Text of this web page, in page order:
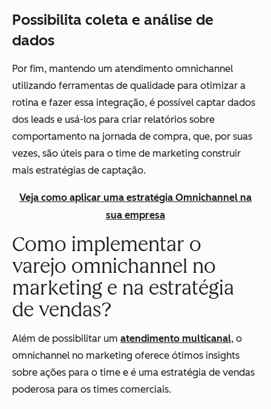
Possibilita coleta e análise de
dados
Por fim, mantendo um atendimento omnichannel
utilizando ferramentas de qualidade para otimizar a
rotina e fazer essa integração, é possível captar dados
dos leads e usá-los para criar relatórios sobre
comportamento na jornada de compra, que, por suas
vezes, são úteis para o time de marketing construir
mais estratégias de captação.
Veja como aplicar uma estratégia Omnichannel na
sua empresa
Como implementar o
varejo omnichannel no
marketing e na estratégia
de vendas?
Além de possibilitar um atendimento multicanal, o
omnichannel no marketing oferece ótimos insights
sobre ações para o time e é uma estratégia de vendas
poderosa para os times comerciais.